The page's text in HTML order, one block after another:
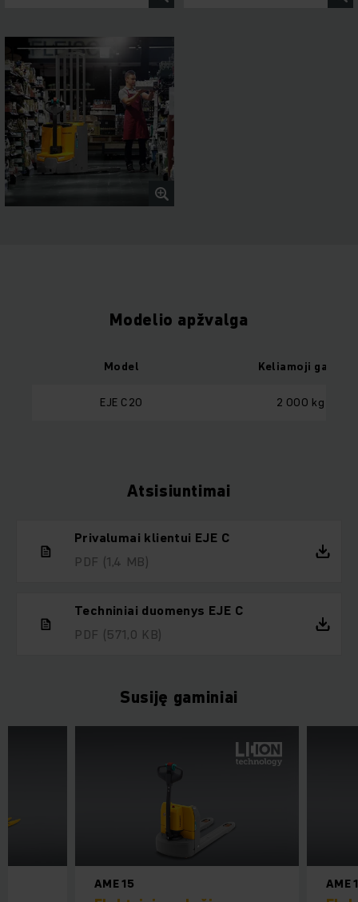
Modelio apžvalga
Model Keliamoji galia
EJE C20 2 000 kg
Atsisiuntimai
Privalumai klientui EJE C
PDF (1,4 MB)
Techniniai duomenys EJE C
PDF (571,0 KB)
Susiję gaminiai
AME 15 AME